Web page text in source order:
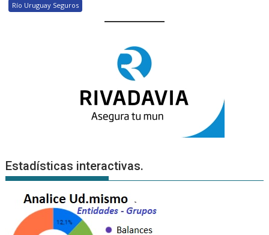
Río Uruguay Seguros
Estadísticas interactivas.